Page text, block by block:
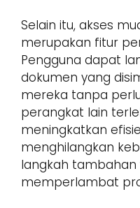
Selain itu, akses
merupakan fitur
Pengguna dapat
dokumen yang
mereka tanpa
perangkat lain
meningkatkan
menghilangkan
langkah
memperlambat